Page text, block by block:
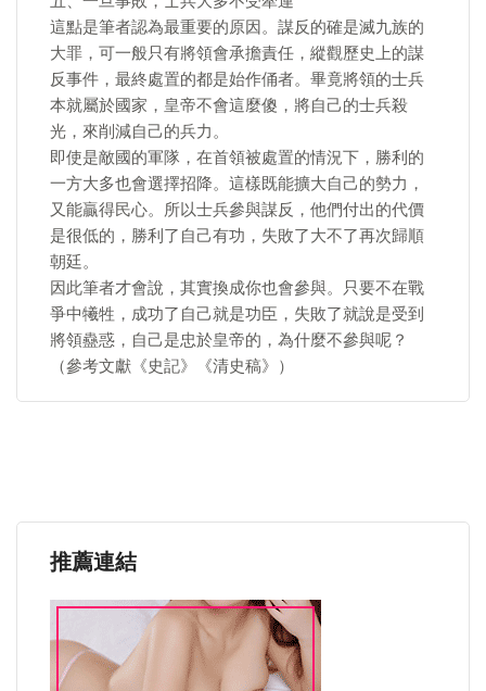
這點是筆者認為最重要的原因。謀反的確是滅九族的
大罪，可一般只有將領會承擔責任，縱觀歷史上的謀
反事件，最終處置的都是始作俑者。畢竟將領的士兵
本就屬於國家，皇帝不會這麼傻，將自己的士兵殺
光，來削減自己的兵力。
即使是敵國的軍隊，在首領被處置的情況下，勝利的
一方大多也會選擇招降。這樣既能擴大自己的勢力，
又能贏得民心。所以士兵參與謀反，他們付出的代價
是很低的，勝利了自己有功，失敗了大不了再次歸順
朝廷。
因此筆者才會說，其實換成你也會參與。只要不在戰
爭中犧牲，成功了自己就是功臣，失敗了就說是受到
將領蠱惑，自己是忠於皇帝的，為什麼不參與呢？
（參考文獻《史記》《清史稿》）
推薦連結